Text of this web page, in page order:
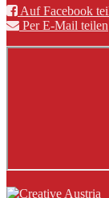
Auf Facebook
Per E-Mail teilen